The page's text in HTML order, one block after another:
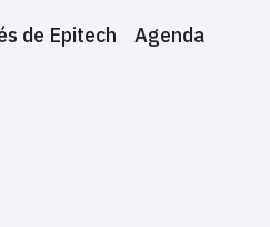
de Epitech Agenda